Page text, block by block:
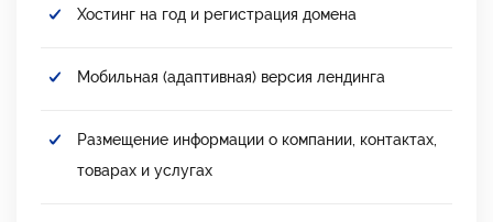
Хостинг на год и регистрация домена
Мобильная (адаптивная) версия лендинга
Размещение информации о компании, контактах,
товарах и услугах